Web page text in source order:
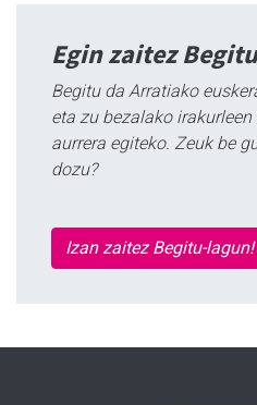
Egin zaitez
Begitu da Arratiako
eta zu bezalako
aurrera egiteko. Zeuk be
dozu?
Izan zaitez Begitu-lagun!